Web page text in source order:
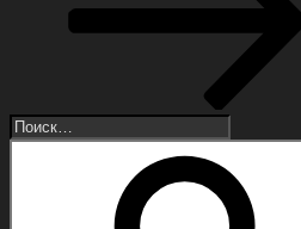
Искать: